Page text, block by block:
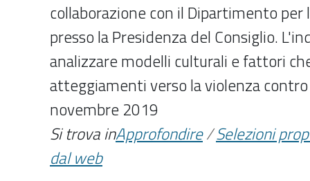
collaborazione con il Dipartimento
presso la Presidenza del Consiglio.
analizzare modelli culturali e fattori
atteggiamenti verso la violenza
novembre 2019
Si trova inApprofondire/Selezioni
dal web